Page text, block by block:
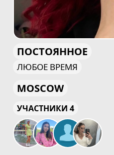
ПОСТОЯННОЕ
ЛЮБОЕ ВРЕМЯ
MOSCOW
УЧАСТНИКИ 4